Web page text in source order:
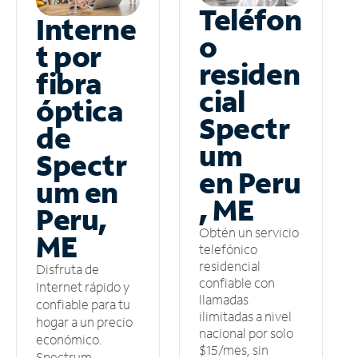
Interne
t por
fibra
óptica
de
Spectr
um en
Peru,
ME
Disfruta de
Internet rápido y
confiable para tu
hogar a un precio
económico.
Teléfon
o
residen
cial
Spectr
um
en Peru
, ME
Obtén un servicio
telefónico
residencial
confiable con
llamadas
ilimitadas a nivel
nacional por solo
$15/mes, sin